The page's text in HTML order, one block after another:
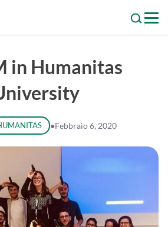
in Humanitas
●Febbraio 6, 2020